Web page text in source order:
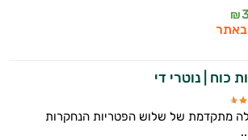
₪
באתר
כוח | נוטרי די
מתקדמת של שלוש הפטריות הנחקרות